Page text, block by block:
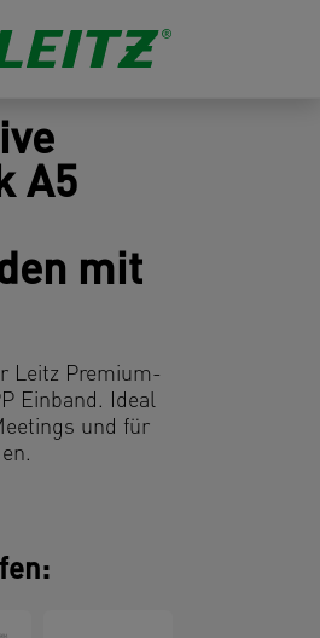
A5
mit
Leitz Premium-
Einband. Ideal
und für